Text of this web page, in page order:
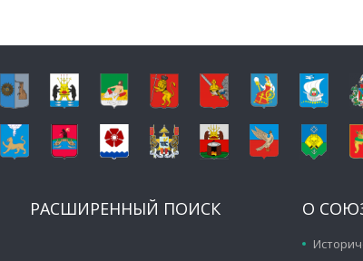
РАСШИРЕННЫЙ ПОИСК О